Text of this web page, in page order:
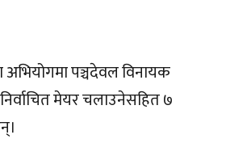
अभियोगमा पञ्चदेवल विनायक
मेयर चलाउनेसहित ७